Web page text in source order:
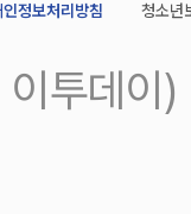
인정보처리방침 청소년
이투데